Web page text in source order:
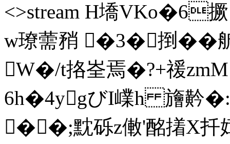
<>stream H墧VKo�6
w璙薷矟 �3�捯
W�/t挌峑焉�?+禐
6h�4ygびI嶫h 旝黅
��;黕砾z僌'酩撯X扦